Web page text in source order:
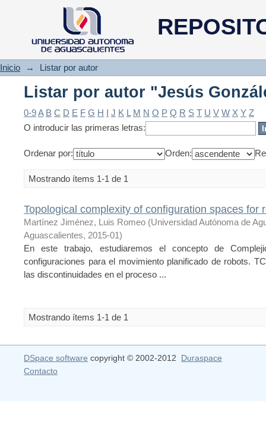
Listar por autor "Jesús
Inicio → Listar por autor
Listar por autor "Jesús
0-9A B C D E F G H I J K L M N O P Q R S T U V W X Y Z
O introducir las primeras letras:
Ordenar por: Orden:
Mostrando ítems 1-1 de 1
Topological complexity of configuration spaces for
Martínez Jiménez, Luis Romeo (Universidad Autónoma de
Aguascalientes, 2015-01)
En este trabajo, estudiaremos el concepto de
configuraciones para el movimiento planificado de robots.
las discontinuidades en el proceso ...
Mostrando ítems 1-1 de 1
DSpace software copyright © 2002-2012 Duraspace
Contacto